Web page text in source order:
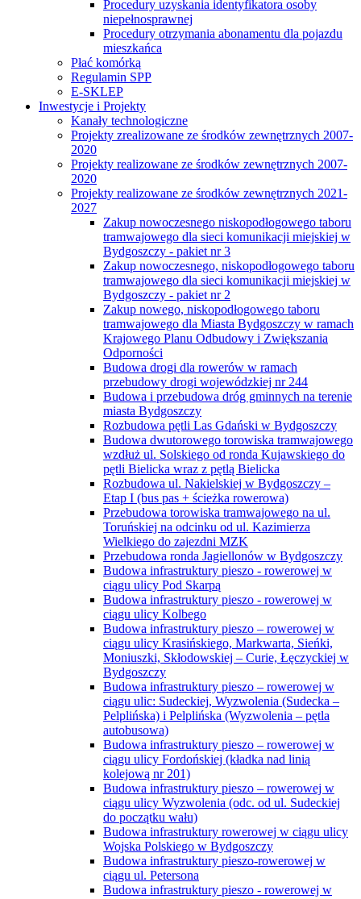
Procedury uzyskania identyfikatora osoby
niepełnosprawnej
Procedury otrzymania abonamentu dla pojazdu
mieszkańca
Płać komórką
Regulamin SPP
E-SKLEP
Inwestycje i Projekty
Kanały technologiczne
Projekty zrealizowane ze środków zewnętrznych 2007-
2020
Projekty realizowane ze środków zewnętrznych 2007-
2020
Projekty realizowane ze środków zewnętrznych 2021-
2027
Zakup nowoczesnego niskopodłogowego taboru
tramwajowego dla sieci komunikacji miejskiej w
Bydgoszczy - pakiet nr 3
Zakup nowoczesnego, niskopodłogowego taboru
tramwajowego dla sieci komunikacji miejskiej w
Bydgoszczy - pakiet nr 2
Zakup nowego, niskopodłogowego taboru
tramwajowego dla Miasta Bydgoszczy w ramach
Krajowego Planu Odbudowy i Zwiększania
Odporności
Budowa drogi dla rowerów w ramach
przebudowy drogi wojewódzkiej nr 244
Budowa i przebudowa dróg gminnych na terenie
miasta Bydgoszczy
Rozbudowa pętli Las Gdański w Bydgoszczy
Budowa dwutorowego torowiska tramwajowego
wzdłuż ul. Solskiego od ronda Kujawskiego do
pętli Bielicka wraz z pętlą Bielicka
Rozbudowa ul. Nakielskiej w Bydgoszczy –
Etap I (bus pas + ścieżka rowerowa)
Przebudowa torowiska tramwajowego na ul.
Toruńskiej na odcinku od ul. Kazimierza
Wielkiego do zajezdni MZK
Przebudowa ronda Jagiellonów w Bydgoszczy
Budowa infrastruktury pieszo - rowerowej w
ciągu ulicy Pod Skarpą
Budowa infrastruktury pieszo - rowerowej w
ciągu ulicy Kolbego
Budowa infrastruktury pieszo – rowerowej w
ciągu ulicy Krasińskiego, Markwarta, Sieńki,
Moniuszki, Skłodowskiej – Curie, Łęczyckiej w
Bydgoszczy
Budowa infrastruktury pieszo – rowerowej w
ciągu ulic: Sudeckiej, Wyzwolenia (Sudecka –
Pelplińska) i Pelplińska (Wyzwolenia – pętla
autobusowa)
Budowa infrastruktury pieszo – rowerowej w
ciągu ulicy Fordońskiej (kładka nad linią
kolejową nr 201)
Budowa infrastruktury pieszo – rowerowej w
ciągu ulicy Wyzwolenia (odc. od ul. Sudeckiej
do początku wału)
Budowa infrastruktury rowerowej w ciągu ulicy
Wojska Polskiego w Bydgoszczy
Budowa infrastruktury pieszo-rowerowej w
ciągu ul. Petersona
Budowa infrastruktury pieszo - rowerowej w